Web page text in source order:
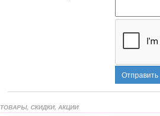
Отправить
ТОВАРЫ, СКИДКИ, АКЦИИ